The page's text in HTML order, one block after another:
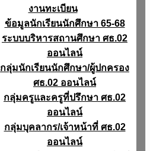
งานทะเบียน
ข้อมูลนักเรียนนักศึกษา 65-68
ระบบบริหารสถานศึกษา ศธ.02
ออนไลน์
กลุ่มนักเรียนนักศึกษา/ผู้ปกครอง
ศธ.02 ออนไลน์
กลุ่มครูและครูที่ปรึกษา ศธ.02
ออนไลน์
กลุ่มบุคลากร/เจ้าหน้าที่ ศธ.02
ออนไลน์